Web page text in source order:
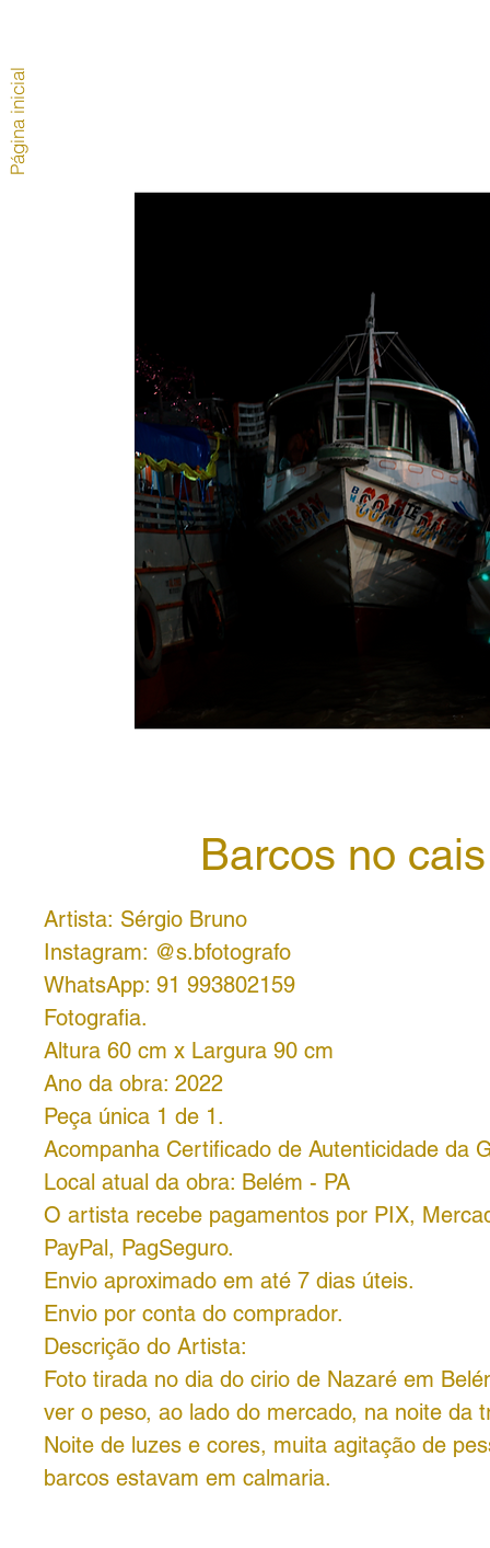
Barcos no cais
Artista: Sérgio Bruno
Instagram: @s.bfotografo
WhatsApp: 91 993802159
Fotografia.
Altura 60 cm x Largura 90 cm
Ano da obra: 2022
Peça única 1 de 1.
Acompanha Certificado de Autenticidade da
Local atual da obra: Belém - PA
O artista recebe pagamentos por PIX,
PayPal, PagSeguro.
Envio aproximado em até 7 dias úteis.
Envio por conta do comprador.
Descrição do Artista:
Foto tirada no dia do cirio de Nazaré em
ver o peso, ao lado do mercado, na noite da
Noite de luzes e cores, muita agitação de
barcos estavam em calmaria.
Página inicial